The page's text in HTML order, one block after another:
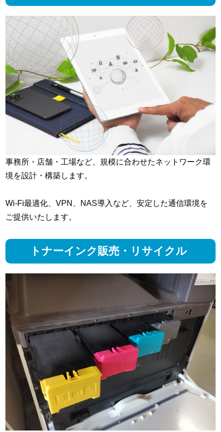
事務所・店舗・工場など、規模に合わせたネットワーク環
境を設計・構築します。
Wi-Fi最適化、VPN、NAS導入など、安定した通信環境を
ご提供いたします。
トナーインク販売・リサイクル